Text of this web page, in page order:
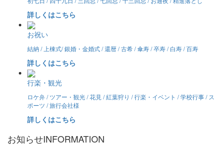
詳しくはこちら
お祝い
結納 / 上棟式/ 銀婚・金婚式 / 還暦 / 古希 / 傘寿 / 卒寿 / 白寿 / 百寿
詳しくはこちら
行楽・観光
ロケ弁 / ツアー・観光 / 花見 / 紅葉狩り / 行楽・イベント / 学校行事 / ス
ポーツ / 旅行会社様
詳しくはこちら
お知らせINFORMATION